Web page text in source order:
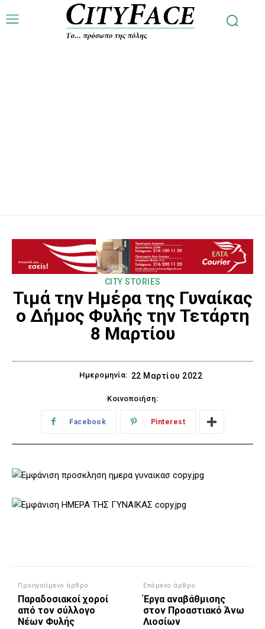
CITY STORIES
Τιμά την Ημέρα της Γυναίκας
ο Δήμος Φυλής την Τετάρτη
8 Μαρτίου
Ημερομηνία: 22 Μαρτίου 2022
Κοινοποιήση:
Facebook Pinterest
Προηγούμενο άρθρο
Παραδοσιακοί χοροί
από τον σύλλογο
Νέων Φυλής
Επόμενο άρθρο
Έργα αναβάθμισης
στον Προαστιακό Άνω
Λιοσίων